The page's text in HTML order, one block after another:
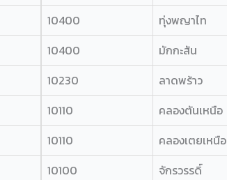
10400
ทุ่งพญาไท
10400
มักกะสัน
10230
ลาดพร้าว
10110
คลองตันเหนือ
10110
คลองเตยเหนือ
10100
จักรวรรดิ์